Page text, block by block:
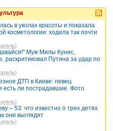
в уколах красоты и показала
косметологии: ходила так почти
)
Муж Милы Кунис,
раскритиковал Путина за удар по
)
ДТП в Киеве: певец
есть ли пострадавшие. Фото
)
– 53: что известно о трех детях
они выглядят
)